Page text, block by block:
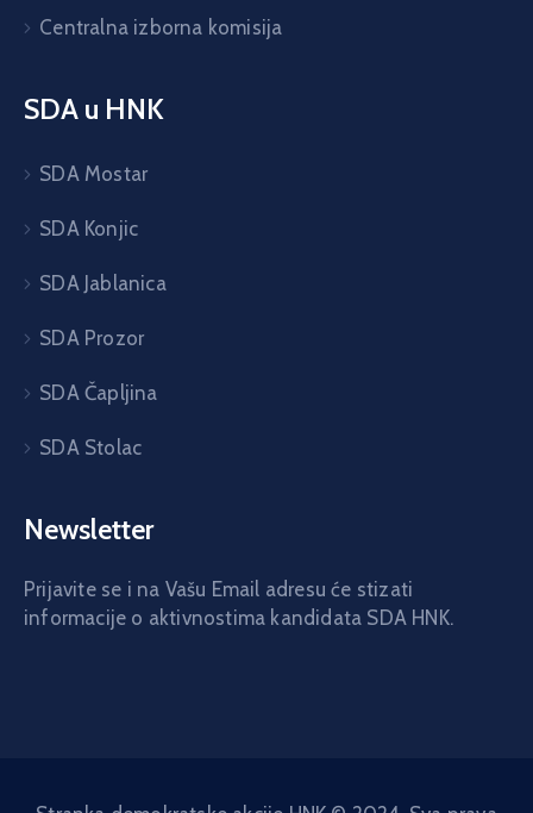
Centralna izborna komisija
SDA u HNK
SDA Mostar
SDA Konjic
SDA Jablanica
SDA Prozor
SDA Čapljina
SDA Stolac
Newsletter
Prijavite se i na Vašu Email adresu će stizati
informacije o aktivnostima kandidata SDA HNK.